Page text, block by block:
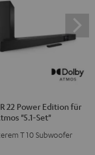
22 Power Edition für
"5.1-Set"
T 10 Subwoofer